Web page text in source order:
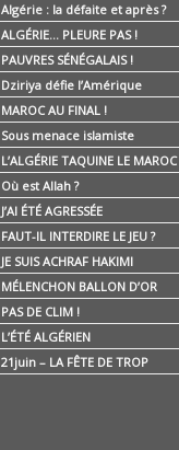
Algérie : la défaite et après ?
ALGÉRIE… PLEURE PAS !
PAUVRES SÉNÉGALAIS !
Dziriya défie l’Amérique
MAROC AU FINAL !
Sous menace islamiste
L’ALGÉRIE TAQUINE LE MAROC
Où est Allah ?
J’AI ÉTÉ AGRESSÉE
FAUT-IL INTERDIRE LE JEU ?
JE SUIS ACHRAF HAKIMI
MÉLENCHON BALLON D’OR
PAS DE CLIM !
L’ÉTÉ ALGÉRIEN
21juin – LA FÊTE DE TROP